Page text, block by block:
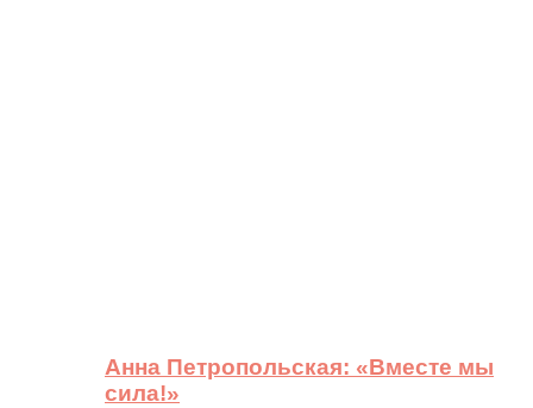
Анна Петропольская: «Вместе мы
сила!»